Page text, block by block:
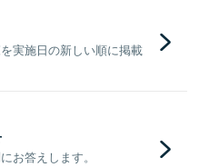
実施日の新しい順に掲載
お答えします。